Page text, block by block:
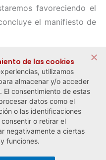
favoreciendo el
el manifiesto de
Noticia siguiente →
de las cookies
utilizamos
almacenar y/o acceder
consentimiento de estas
datos como el
o las identificaciones
o retirar el
negativamente a ciertas
funciones.